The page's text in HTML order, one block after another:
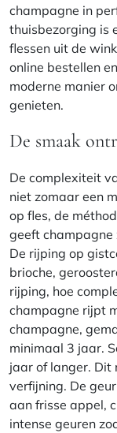
champagne in
thuisbezorging is
flessen uit de
online bestellen
moderne manier
genieten.
De smaak
De complexiteit
niet zomaar een
op fles, de
geeft champagne
De rijping op
brioche,
rijping, hoe
champagne rijpt
champagne,
minimaal 3 jaar.
jaar of langer. Dit
verfijning. De
aan frisse appel,
intense geuren